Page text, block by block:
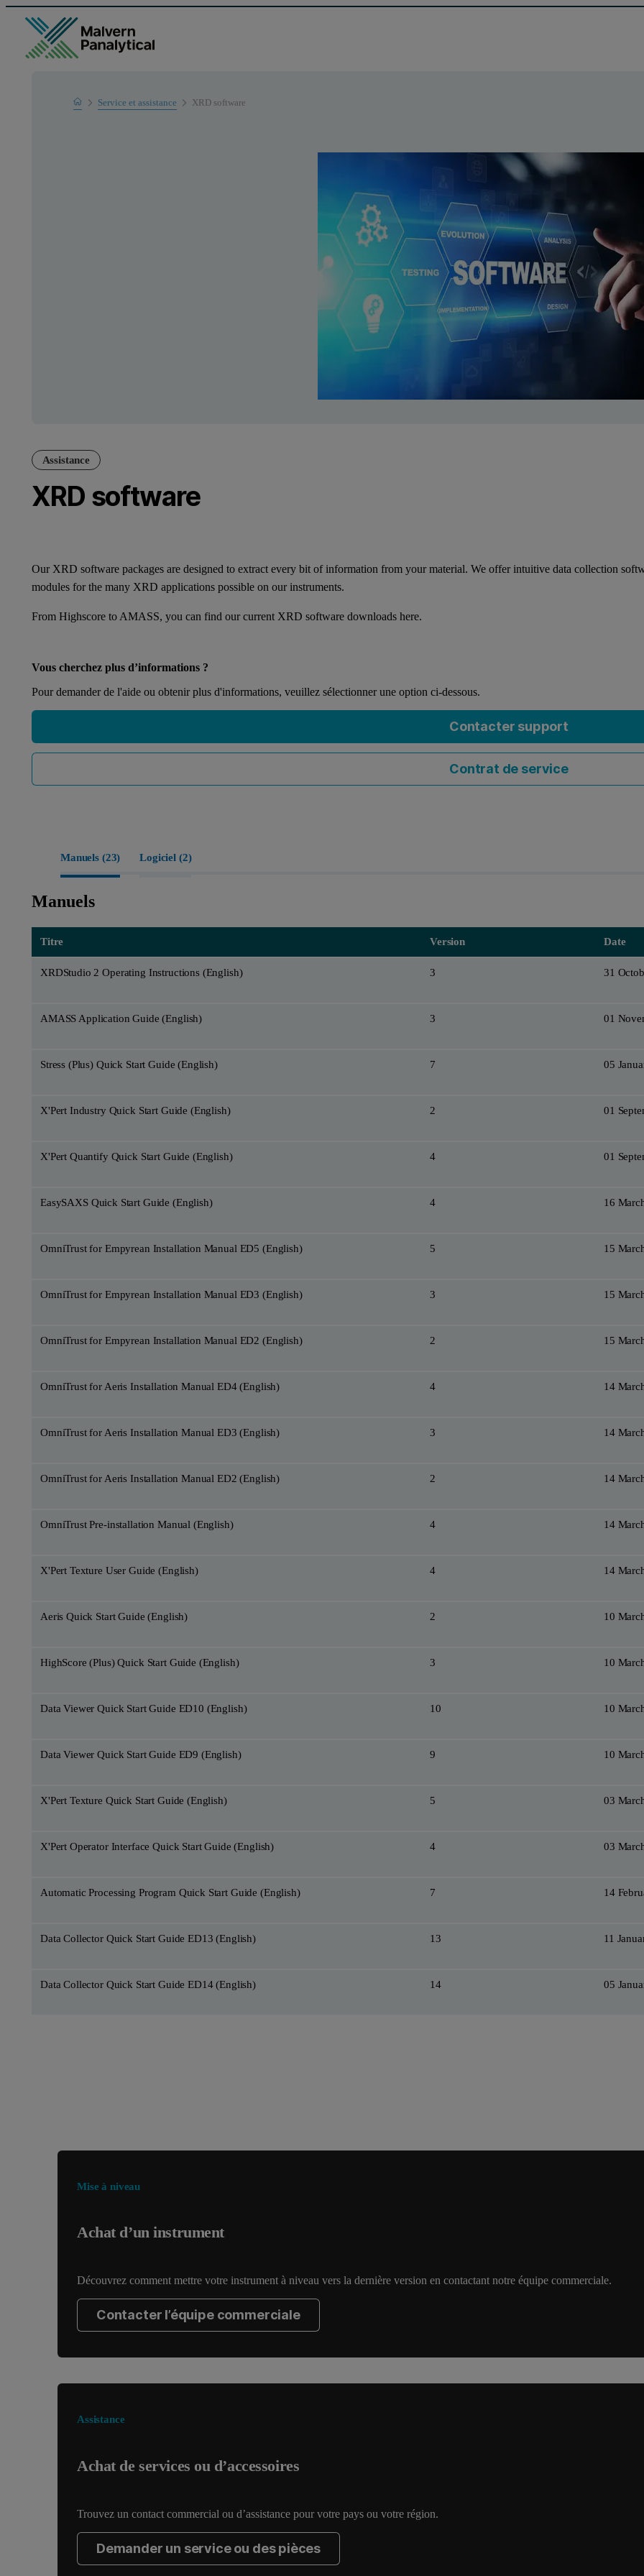
HomeService et assistance
Support produit
XRD software
Assistance
XRD software
Our XRD software packages are designed to extract every bit of information from your material. We offer intuitive data collection
modules for the many XRD applications possible on our instruments.
From Highscore to AMASS, you can find our current XRD software downloads here.
Vous cherchez plus d’informations ?
Pour demander de l'aide ou obtenir plus d'informations, veuillez sélectionner une option ci-dessous.
Contacter support
Contrat de service
Manuels (23) Logiciel (2)
Manuels
Titre Version Date
XRDStudio 2 Operating Instructions (English) 3 31
AMASS Application Guide (English) 3 01
Stress (Plus) Quick Start Guide (English) 7 05
X'Pert Industry Quick Start Guide (English) 2 01
X'Pert Quantify Quick Start Guide (English) 4 01
EasySAXS Quick Start Guide (English) 4 16
OmniTrust for Empyrean Installation Manual ED5 (English) 5 15
OmniTrust for Empyrean Installation Manual ED3 (English) 3 15
OmniTrust for Empyrean Installation Manual ED2 (English) 2 15
OmniTrust for Aeris Installation Manual ED4 (English) 4 14
OmniTrust for Aeris Installation Manual ED3 (English) 3 14
OmniTrust for Aeris Installation Manual ED2 (English) 2 14
OmniTrust Pre-installation Manual (English) 4 14
X'Pert Texture User Guide (English) 4 14
Aeris Quick Start Guide (English) 2 10
HighScore (Plus) Quick Start Guide (English) 3 10
Data Viewer Quick Start Guide ED10 (English) 10 10
Data Viewer Quick Start Guide ED9 (English) 9 10
X'Pert Texture Quick Start Guide (English) 5 03
X'Pert Operator Interface Quick Start Guide (English) 4 03
Automatic Processing Program Quick Start Guide (English) 7 14
Data Collector Quick Start Guide ED13 (English) 13 11
Data Collector Quick Start Guide ED14 (English) 14 05
Mise à niveau
Achat d’un instrument
Découvrez comment mettre votre instrument à niveau vers la dernière version en contactant notre équipe commerciale.
Contacter l’équipe commerciale
Assistance
Achat de services ou d’accessoires
Trouvez un contact commercial ou d’assistance pour votre pays ou votre région.
Demander un service ou des pièces